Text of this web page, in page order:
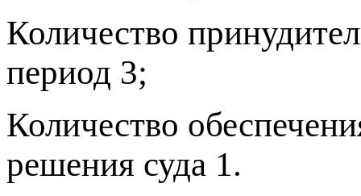
Количество
период 3;
Количество
решения суда 1.